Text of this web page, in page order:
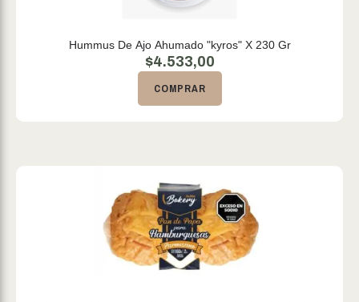
Hummus De Ajo Ahumado "kyros" X 230 Gr
$4.533,00
COMPRAR